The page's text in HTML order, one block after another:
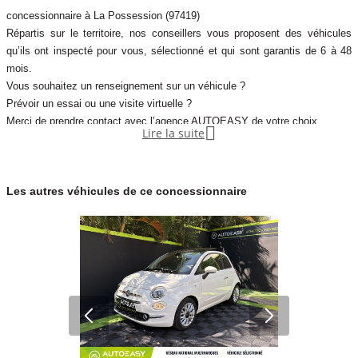
concessionnaire à La Possession (97419)
Répartis sur le territoire, nos conseillers vous proposent des véhicules
qu’ils ont inspecté pour vous, sélectionné et qui sont garantis de 6 à 48
mois.
Vous souhaitez un renseignement sur un véhicule ?
Prévoir un essai ou une visite virtuelle ?
Merci de prendre contact avec l’agence AUTOEASY de votre choix.
Lire la suite 
Les autres véhicules de ce concessionnaire